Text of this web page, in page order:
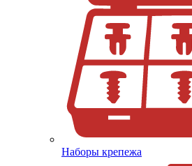
Наборы крепежа